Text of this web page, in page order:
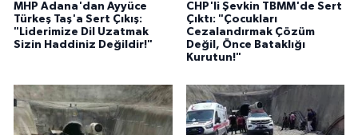
MHP Adana'dan Ayyüce
Türkeş Taş'a Sert Çıkış:
"Liderimize Dil Uzatmak
Sizin Haddiniz Değildir!"
CHP'li Şevkin TBMM'de Sert
Çıktı: "Çocukları
Cezalandırmak Çözüm
Değil, Önce Bataklığı
Kurutun!"